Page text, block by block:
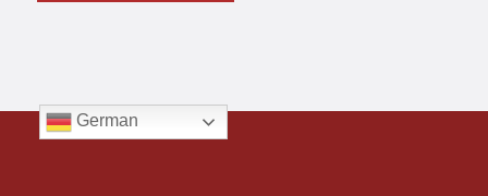
© 2026 Gabler & Hendel Rechtsanwälte PartmbB
German